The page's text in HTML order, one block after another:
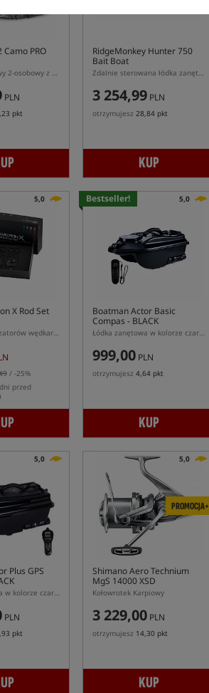
Camo PRO
Namiot karpiowy 2-osobowy z kapsułą wewnętrzną
PLN
pkt
RidgeMonkey Hunter 750
Bait Boat
Zdalnie sterowana łódka zanętowa
3 254,99 PLN
otrzymujesz 28,84 pkt
KUP
5,0
X Rod Set
Zestaw sygnalizatorów wędkarskich
/ -25%
przed
Bestseller! 5,0
Boatman Actor Basic
Compas - BLACK
Łódka zanętowa w kolorze czarnym
999,00 PLN
otrzymujesz 4,64 pkt
KUP
5,0
Plus GPS
Łódka zanętowa w kolorze czarnym z GPS
PLN
pkt
5,0
PROMOCJA+
Shimano Aero Technium
MgS 14000 XSD
Kołowrotek Karpiowy
3 229,00 PLN
otrzymujesz 14,30 pkt
KUP